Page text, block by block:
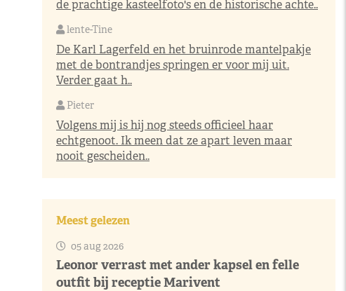
de prachtige kasteelfoto's en de historische achte..
lente-Tine
De Karl Lagerfeld en het bruinrode mantelpakje
met de bontrandjes springen er voor mij uit.
Verder gaat h..
Pieter
Volgens mij is hij nog steeds officieel haar
echtgenoot. Ik meen dat ze apart leven maar
nooit gescheiden..
Meest gelezen
05 aug 2026
Leonor verrast met ander kapsel en felle
outfit bij receptie Marivent